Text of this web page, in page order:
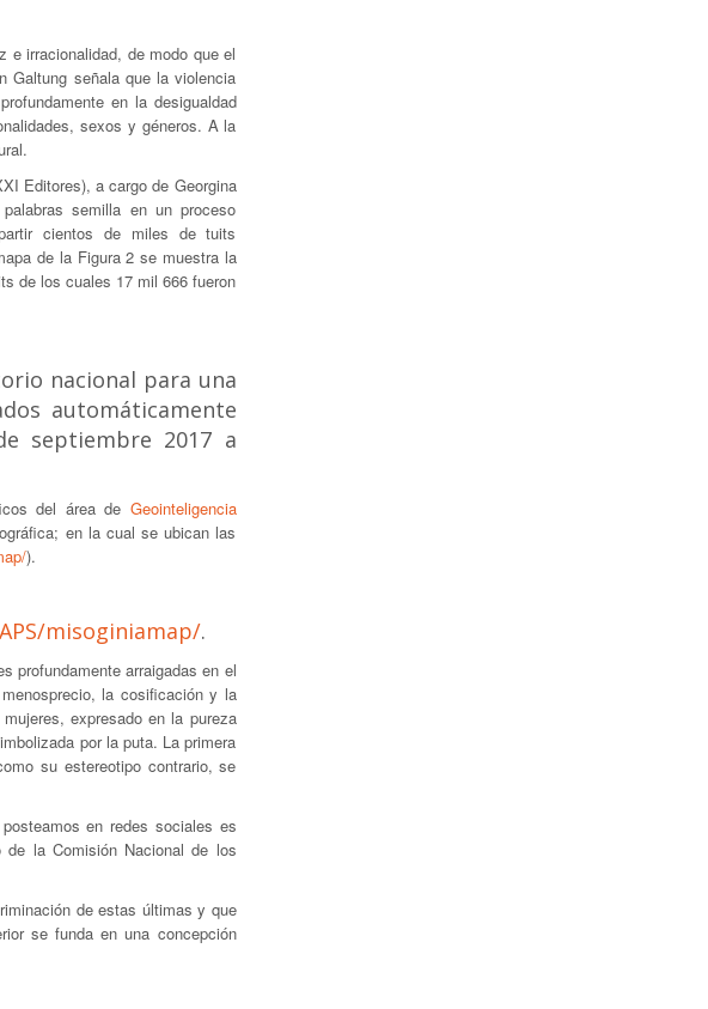
e irracionalidad, de modo que el
Galtung señala que la violencia
en la desigualdad
sexos y géneros. A la
Editores), a cargo de Georgina
semilla en un proceso
cientos de miles de tuits
de la Figura 2 se muestra la
de los cuales 17 mil 666 fueron
nacional para una
automáticamente
septiembre 2017 a
del área de Geointeligencia
en la cual se ubican las
).
misoginiamap/.
profundamente arraigadas en el
la cosificación y la
expresado en la pureza
por la puta. La primera
su estereotipo contrario, se
en redes sociales es
la Comisión Nacional de los
de estas últimas y que
se funda en una concepción